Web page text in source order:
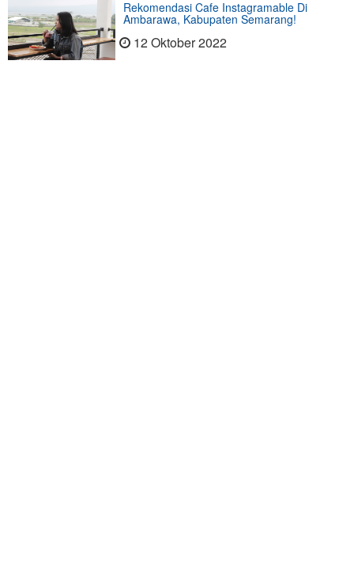
Rekomendasi Cafe Instagramable Di
Ambarawa, Kabupaten Semarang!
12 Oktober 2022